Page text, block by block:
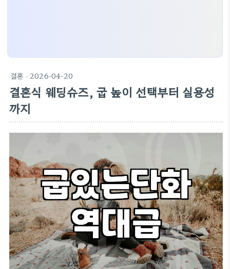
결혼 · 2026-04-20
결혼식 웨딩슈즈, 굽 높이 선택부터 실용성
까지